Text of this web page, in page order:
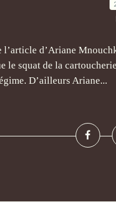
l’article d’Ariane
le squat de la
D’ailleurs Ariane...